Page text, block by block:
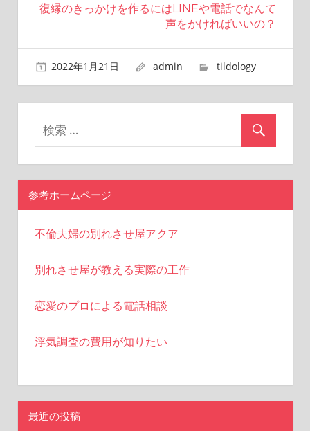
ナ
ビ
ゲ
ー
シ
ョ
ン
復縁のきっかけを作るにはLINEや電話でなんて
声をかければいいの？
2022年1月21日 admin tildology
参考ホームページ
不倫夫婦の別れさせ屋アクア
別れさせ屋が教える実際の工作
恋愛のプロによる電話相談
浮気調査の費用が知りたい
最近の投稿